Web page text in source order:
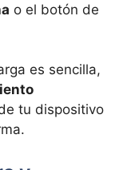
o el botón de
es sencilla,
tu dispositivo